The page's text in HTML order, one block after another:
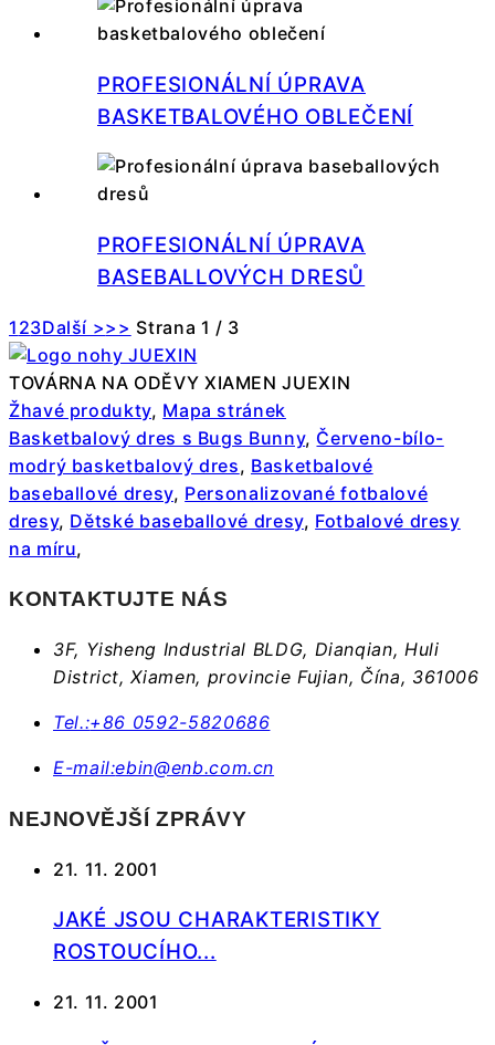
PROFESIONÁLNÍ ÚPRAVA
BASKETBALOVÉHO OBLEČENÍ
PROFESIONÁLNÍ ÚPRAVA
BASEBALLOVÝCH DRESŮ
1 23Další >>> Strana 1 / 3
TOVÁRNA NA ODĚVY XIAMEN JUEXIN
Žhavé produkty, Mapa stránek
Basketbalový dres s Bugs Bunny, Červeno-bílo-
modrý basketbalový dres, Basketbalové
baseballové dresy, Personalizované fotbalové
dresy, Dětské baseballové dresy, Fotbalové dresy
na míru,
KONTAKTUJTE NÁS
3F, Yisheng Industrial BLDG, Dianqian, Huli
District, Xiamen, provincie Fujian, Čína, 361006
Tel.:+86 0592-5820686
E-mail:ebin@enb.com.cn
NEJNOVĚJŠÍ ZPRÁVY
21. 11. 2001
JAKÉ JSOU CHARAKTERISTIKY
ROSTOUCÍHO...
21. 11. 2001